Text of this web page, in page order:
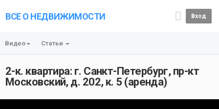
ВСЕ О НЕДВИЖИМОСТИ Вход
Видео Статьи
2-к. квартира: г. Санкт-Петербург, пр-кт
Московский, д. 202, к. 5 (аренда)